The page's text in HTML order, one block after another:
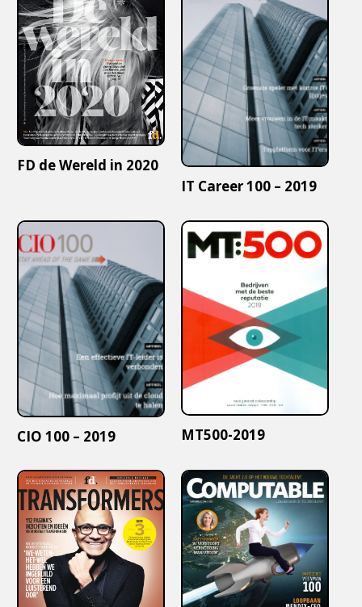
FD de Wereld in 2020
IT Career 100 – 2019
CIO 100 – 2019 MT500-2019